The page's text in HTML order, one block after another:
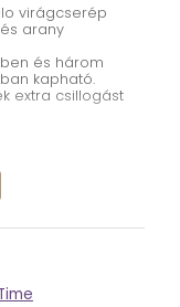
virágcserép
arany
és három
kapható.
extra csillogást